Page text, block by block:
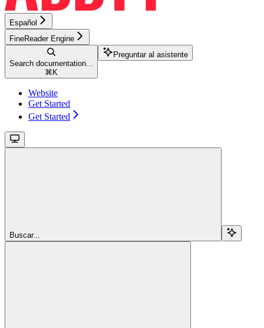
Español
FineReader Engine
Search documentation...
⌘ K
Preguntar al asistente
Website
Get Started
Get Started
Buscar...